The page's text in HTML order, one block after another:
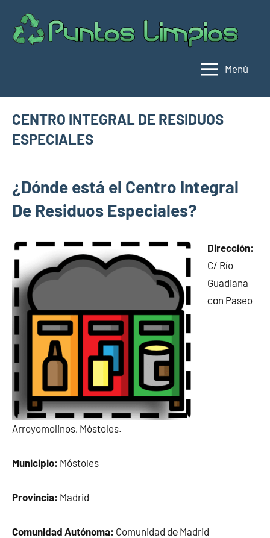
contenido
Menú
CENTRO INTEGRAL DE RESIDUOS
ESPECIALES
limpios en
municipios
de Madrid
2025
¿Dónde está el Centro Integral
De Residuos Especiales?
Dirección:
C/ Río
Guadiana
сοn Paseo
Arroyomolinos, Móstoles.
Municipio: Móstoles
Provincia: Madrid
Comunidad Autónoma: Comunidad dе Madrid